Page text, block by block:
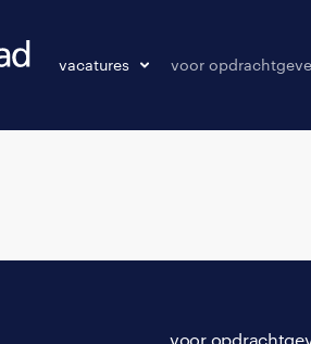
vacatures voor
voor